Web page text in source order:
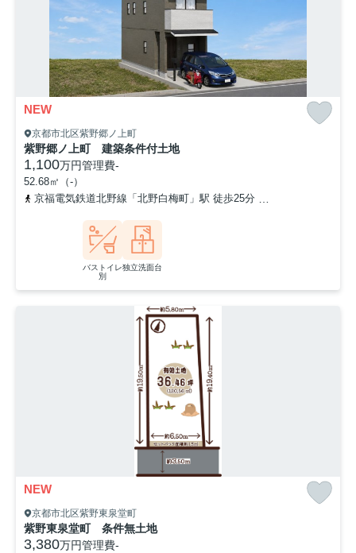
NEW
京都市北区紫野郷ノ上町
紫野郷ノ上町 建築条件付土地
1,100万円管理費-
52.68㎡（-）
京福電気鉄道北野線「北野白梅町」駅 徒歩25分
バストイレ
別
独立洗面台
NEW
京都市北区紫野東泉堂町
紫野東泉堂町 条件無土地
3,380万円管理費-